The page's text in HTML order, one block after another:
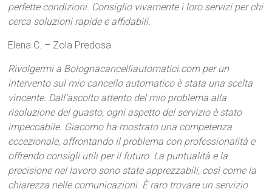
perfette condizioni. Consiglio vivamente i loro servizi per chi
cerca soluzioni rapide e affidabili.
Elena C. – Zola Predosa
Rivolgermi a Bolognacancelliautomatici.com per un
intervento sul mio cancello automatico è stata una scelta
vincente. Dall’ascolto attento del mio problema alla
risoluzione del guasto, ogni aspetto del servizio è stato
impeccabile. Giacomo ha mostrato una competenza
eccezionale, affrontando il problema con professionalità e
offrendo consigli utili per il futuro. La puntualità e la
precisione nel lavoro sono state apprezzabili, così come la
chiarezza nelle comunicazioni. È raro trovare un servizio